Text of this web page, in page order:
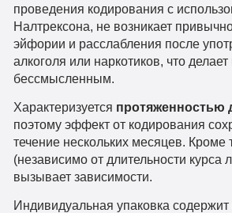
проведения кодирования с
Налтрексона, не возникает
эйфории и расслабления после
алкоголя или наркотиков, что
бессмысленным.
Характеризуется протяженностью
поэтому эффект от кодирования
течение нескольких месяцев. Кроме
(независимо от длительности курса
вызывает зависимости.
Индивидуальная упаковка